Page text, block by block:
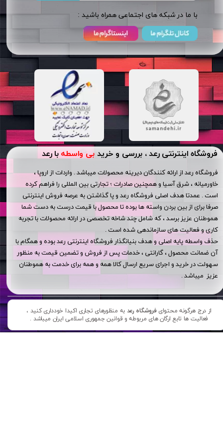
فروشگاه اینترنتی رعد ، بررسی و خرید بی واسطه با رعد
فروشگاه رعد از ارائه کنندگان دیرینه محصولات میباشد . واردات از اروپا ،
خاورمیانه ، شرق آسیا و همچنین صادرات ؛ تجارتی بین المللی را فراهم کرده
است . عمدتا هدف اصلی فروشگاه رعد و پا گذاشتن به عرصه فروش اینترنتی
صرفا برای از بین بردن واسته ها بوده تا محصول با قیمت درست به دست شما
هموطنان عزیز برسد ، که شامل چند شاخه تخصصی در ارائه محصولات با تجربه
کاری و فعالیت های سازماندهی شده است .
حذف واسطه پایه اصلی و هدف بنیانگذار فروشگاه اینترنتی رعد بوده و همگام با
آن ضمانت محصول ، گارانتی ، خدمات پس از فروش و تضمین قیمت به منظور
سهولت در خرید و اجرای سریع ارسال کالا همه و همه برای خدمت به هموطنان
عزیز میباشد .
از درج هرگونه محتوایفروشگاه رعد به منظورهای تجاری اکیدا خودداری کنید ،
فعالیت ها تابع ارگان های مربوطه و قوانین جمهوری اسلامی ایران میباشد .​​​​​​​
​​با ما در شبکه های اجتماعی همراه باشید :